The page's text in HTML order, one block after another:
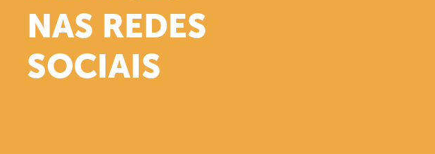
NAS REDES
SOCIAIS